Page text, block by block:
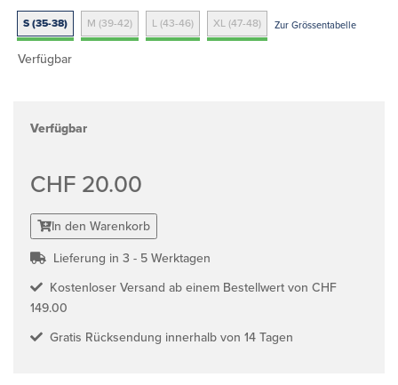
S (35-38) M (39-42) L (43-46) XL (47-48) Zur Grössentabelle
Verfügbar
Verfügbar
CHF 20.00
In den Warenkorb
Lieferung in 3 - 5 Werktagen
Kostenloser Versand ab einem Bestellwert von CHF
149.00
Gratis Rücksendung innerhalb von 14 Tagen